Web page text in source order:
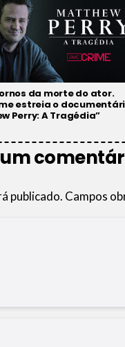
da morte do ator.
estreia o
Perry: A Tragédia”
um
publicado. Campos